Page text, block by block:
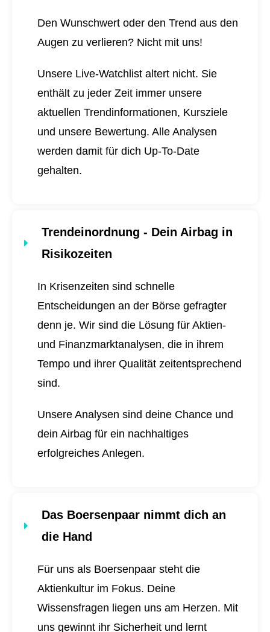
Den Wunschwert oder den Trend aus den
Augen zu verlieren? Nicht mit uns!
Unsere Live-Watchlist altert nicht. Sie
enthält zu jeder Zeit immer unsere
aktuellen Trendinformationen, Kursziele
und unsere Bewertung. Alle Analysen
werden damit für dich Up-To-Date
gehalten.
Trendeinordnung - Dein Airbag in
Risikozeiten
In Krisenzeiten sind schnelle
Entscheidungen an der Börse gefragter
denn je. Wir sind die Lösung für Aktien-
und Finanzmarktanalysen, die in ihrem
Tempo und ihrer Qualität zeitentsprechend
sind.
Unsere Analysen sind deine Chance und
dein Airbag für ein nachhaltiges
erfolgreiches Anlegen.
Das Boersenpaar nimmt dich an
die Hand
Für uns als Boersenpaar steht die
Aktienkultur im Fokus. Deine
Wissensfragen liegen uns am Herzen. Mit
uns gewinnt ihr Sicherheit und lernt